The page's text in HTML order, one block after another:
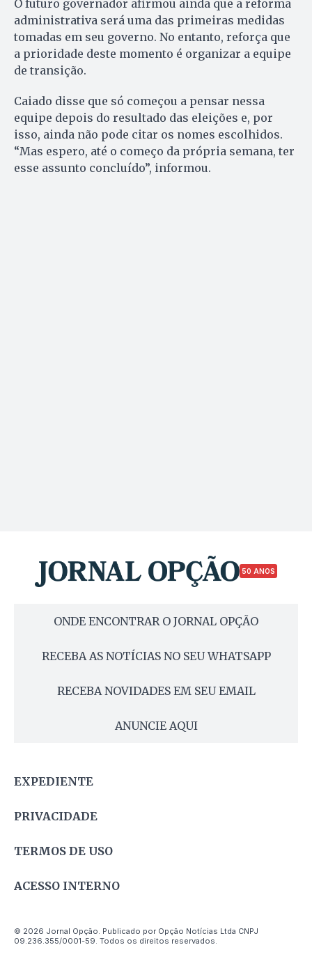
O futuro governador afirmou ainda que a reforma
administrativa será uma das primeiras medidas
tomadas em seu governo. No entanto, reforça que
a prioridade deste momento é organizar a equipe
de transição.
Caiado disse que só começou a pensar nessa
equipe depois do resultado das eleições e, por
isso, ainda não pode citar os nomes escolhidos.
“Mas espero, até o começo da própria semana, ter
esse assunto concluído”, informou.
50 ANOS
ONDE ENCONTRAR O JORNAL OPÇÃO
RECEBA AS NOTÍCIAS NO SEU WHATSAPP
RECEBA NOVIDADES EM SEU EMAIL
ANUNCIE AQUI
EXPEDIENTE
PRIVACIDADE
TERMOS DE USO
ACESSO INTERNO
© 2026 Jornal Opção. Publicado por Opção Notícias Ltda CNPJ
09.236.355/0001-59. Todos os direitos reservados.